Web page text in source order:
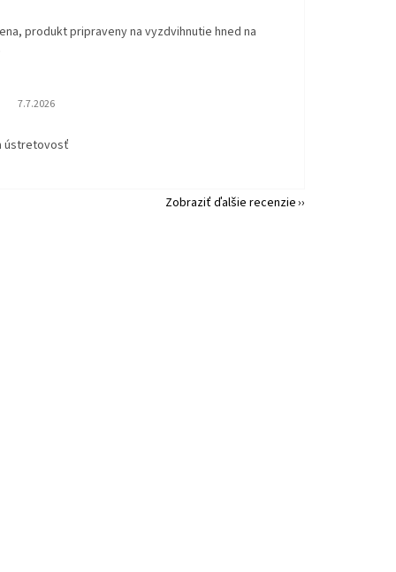
produkt pripraveny na vyzdvihnutie hned na
Hodnotenie obchodu je 5 z 5 hviezdičiek.
7.7.2026
ústretovosť
Zobraziť ďalšie recenzie